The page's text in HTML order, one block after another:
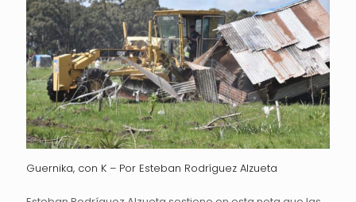
Guernika, con K – Por Esteban Rodríguez Alzueta